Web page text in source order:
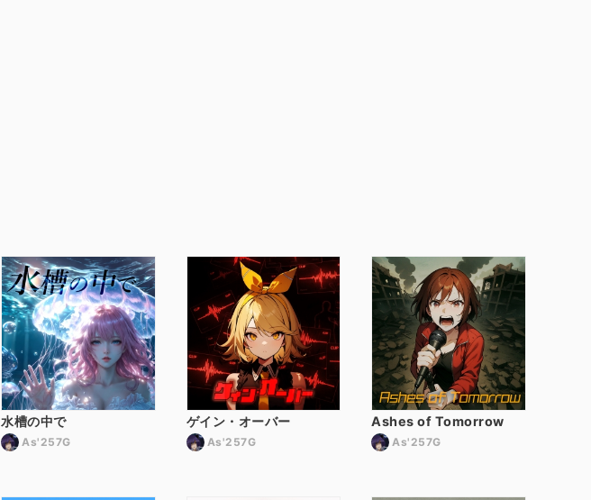
水槽の中で
As'257G
ゲイン・オーバー
As'257G
Ashes of Tomorrow
As'257G